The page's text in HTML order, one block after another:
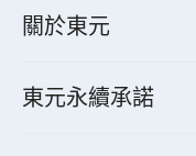
智慧商用空調節能解決
資料中心解決方案
減速機
機器關節模組系統
股東專欄
關於東元
東元永續承諾